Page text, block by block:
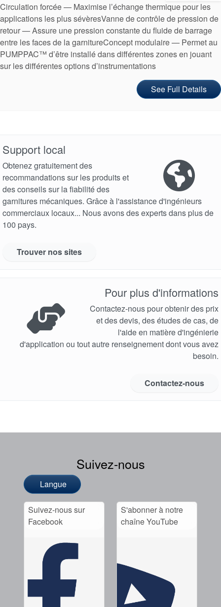
Certifications et normes
Contactez-nous
Localisations
Académie
Vidéo
Circulation forcée — Maximise l’échange thermique pour les
applications les plus sévèresVanne de contrôle de pression de
retour — Assure une pression constante du fluide de barrage
entre les faces de la garnitureConcept modulaire — Permet au
PUMPPAC™ d’être installé dans différentes zones en jouant
sur les différentes options d’instrumentations
See Full Details
Support local
Obtenez gratuitement des
recommandations sur les produits et
des conseils sur la fiabilité des
garnitures mécaniques. Grâce à l'assistance d'ingénieurs
commerciaux locaux... Nous avons des experts dans plus de
100 pays.
Trouver nos sites
Pour plus d'informations
Contactez-nous pour obtenir des prix
et des devis, des études de cas, de
l'aide en matière d'ingénierie
d'application ou tout autre renseignement dont vous avez
besoin.
Contactez-nous
Suivez-nous
Langue
Suivez-nous sur
Facebook
S'abonner à notre
chaîne YouTube